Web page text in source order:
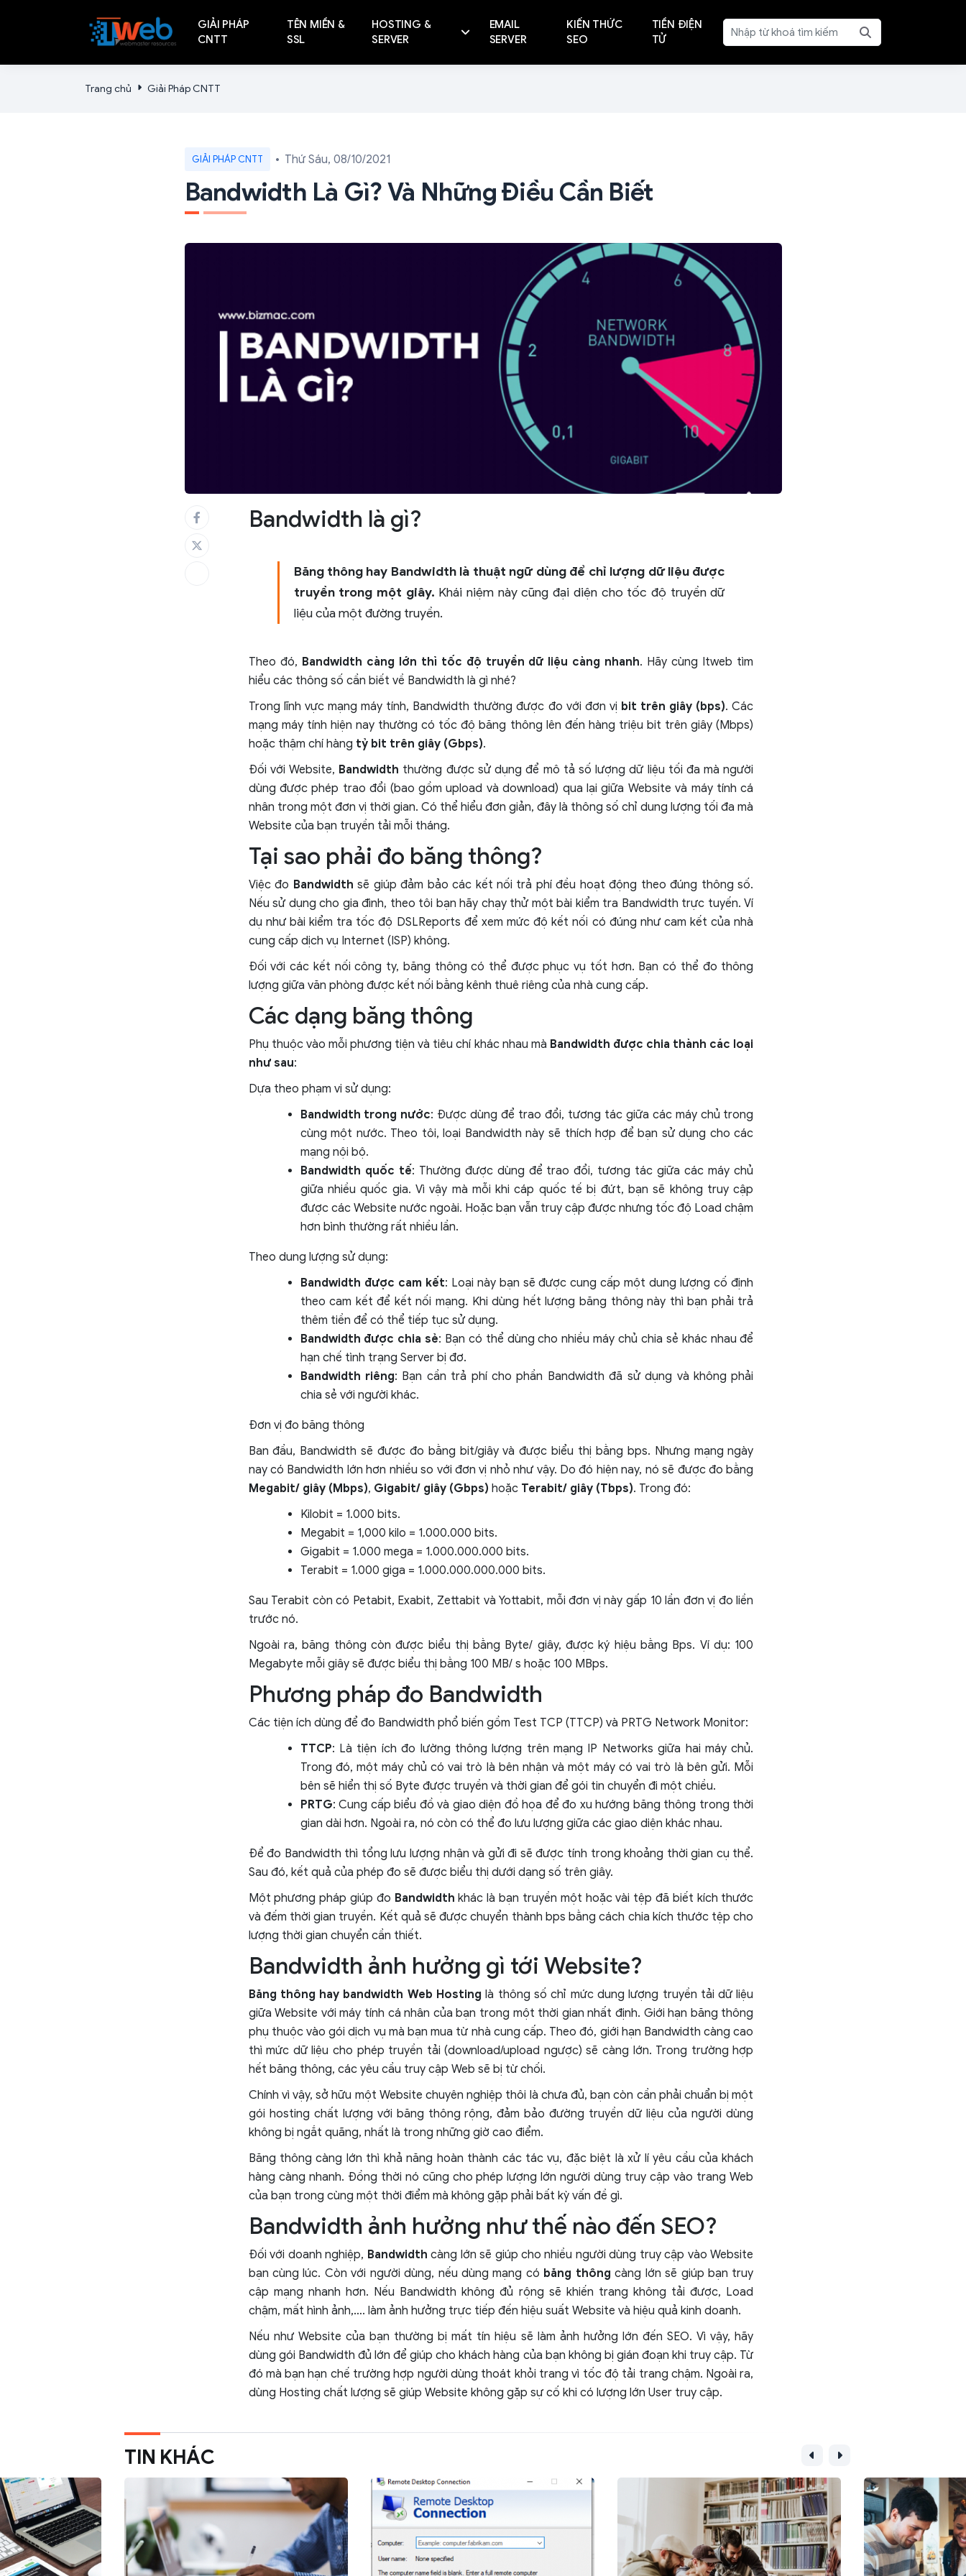
GIẢI PHÁP
CNTT
TÊN MIỀN &
SSL
HOSTING &
SERVER
EMAIL
SERVER
KIẾN THỨC
SEO
TIỀN ĐIỆN
TỬ
Trang chủ Giải Pháp CNTT
GIẢI PHÁP CNTT Thứ Sáu, 08/10/2021
Bandwidth Là Gì? Và Những Điều Cần Biết
Bandwidth là gì?
Băng thông hay Bandwidth là thuật ngữ dùng để chỉ lượng dữ liệu được
truyền trong một giây. Khái niệm này cũng đại diện cho tốc độ truyền dữ
liệu của một đường truyền.
Theo đó, Bandwidth càng lớn thì tốc độ truyền dữ liệu càng nhanh. Hãy cùng Itweb tìm
hiểu các thông số cần biết về Bandwidth là gì nhé?
Trong lĩnh vực mạng máy tính, Bandwidth thường được đo với đơn vị bit trên giây (bps). Các
mạng máy tính hiện nay thường có tốc độ băng thông lên đến hàng triệu bit trên giây (Mbps)
hoặc thậm chí hàng tỷ bit trên giây (Gbps).
Đối với Website, Bandwidth thường được sử dụng để mô tả số lượng dữ liệu tối đa mà người
dùng được phép trao đổi (bao gồm upload và download) qua lại giữa Website và máy tính cá
nhân trong một đơn vị thời gian. Có thể hiểu đơn giản, đây là thông số chỉ dung lượng tối đa mà
Website của bạn truyền tải mỗi tháng.
Tại sao phải đo băng thông?
Việc đo Bandwidth sẽ giúp đảm bảo các kết nối trả phí đều hoạt động theo đúng thông số.
Nếu sử dụng cho gia đình, theo tôi bạn hãy chạy thử một bài kiểm tra Bandwidth trực tuyến. Ví
dụ như bài kiểm tra tốc độ DSLReports để xem mức độ kết nối có đúng như cam kết của nhà
cung cấp dịch vụ Internet (ISP) không.
Đối với các kết nối công ty, băng thông có thể được phục vụ tốt hơn. Bạn có thể đo thông
lượng giữa văn phòng được kết nối bằng kênh thuê riêng của nhà cung cấp.
Các dạng băng thông
Phụ thuộc vào mỗi phương tiện và tiêu chí khác nhau mà Bandwidth được chia thành các loại
như sau:
Dựa theo phạm vi sử dụng:
Bandwidth trong nước: Được dùng để trao đổi, tương tác giữa các máy chủ trong
cùng một nước. Theo tôi, loại Bandwidth này sẽ thích hợp để bạn sử dụng cho các
mạng nội bộ.
Bandwidth quốc tế: Thường được dùng để trao đổi, tương tác giữa các máy chủ
giữa nhiều quốc gia. Vì vậy mà mỗi khi cáp quốc tế bị đứt, bạn sẽ không truy cập
được các Website nước ngoài. Hoặc bạn vẫn truy cập được nhưng tốc độ Load chậm
hơn bình thường rất nhiều lần.
Theo dung lượng sử dụng:
Bandwidth được cam kết: Loại này bạn sẽ được cung cấp một dung lượng cố định
theo cam kết để kết nối mạng. Khi dùng hết lượng băng thông này thì bạn phải trả
thêm tiền để có thể tiếp tục sử dụng.
Bandwidth được chia sẻ: Bạn có thể dùng cho nhiều máy chủ chia sẻ khác nhau để
hạn chế tình trạng Server bị đơ.
Bandwidth riêng: Bạn cần trả phí cho phần Bandwidth đã sử dụng và không phải
chia sẻ với người khác.
Đơn vị đo băng thông
Ban đầu, Bandwidth sẽ được đo bằng bit/giây và được biểu thị bằng bps. Nhưng mạng ngày
nay có Bandwidth lớn hơn nhiều so với đơn vị nhỏ như vậy. Do đó hiện nay, nó sẽ được đo bằng
Megabit/ giây (Mbps), Gigabit/ giây (Gbps) hoặc Terabit/ giây (Tbps). Trong đó:
Kilobit = 1.000 bits.
Megabit = 1,000 kilo = 1.000.000 bits.
Gigabit = 1.000 mega = 1.000.000.000 bits.
Terabit = 1.000 giga = 1.000.000.000.000 bits.
Sau Terabit còn có Petabit, Exabit, Zettabit và Yottabit, mỗi đơn vị này gấp 10 lần đơn vị đo liền
trước nó.
Ngoài ra, băng thông còn được biểu thị bằng Byte/ giây, được ký hiệu bằng Bps. Ví dụ: 100
Megabyte mỗi giây sẽ được biểu thị bằng 100 MB/ s hoặc 100 MBps.
Phương pháp đo Bandwidth
Các tiện ích dùng để đo Bandwidth phổ biến gồm Test TCP (TTCP) và PRTG Network Monitor:
TTCP: Là tiện ích đo lường thông lượng trên mạng IP Networks giữa hai máy chủ.
Trong đó, một máy chủ có vai trò là bên nhận và một máy có vai trò là bên gửi. Mỗi
bên sẽ hiển thị số Byte được truyền và thời gian để gói tin chuyển đi một chiều.
PRTG: Cung cấp biểu đồ và giao diện đồ họa để đo xu hướng băng thông trong thời
gian dài hơn. Ngoài ra, nó còn có thể đo lưu lượng giữa các giao diện khác nhau.
Để đo Bandwidth thì tổng lưu lượng nhận và gửi đi sẽ được tính trong khoảng thời gian cụ thể.
Sau đó, kết quả của phép đo sẽ được biểu thị dưới dạng số trên giây.
Một phương pháp giúp đo Bandwidth khác là bạn truyền một hoặc vài tệp đã biết kích thước
và đếm thời gian truyền. Kết quả sẽ được chuyển thành bps bằng cách chia kích thước tệp cho
lượng thời gian chuyển cần thiết.
Bandwidth ảnh hưởng gì tới Website?
Băng thông hay bandwidth Web Hosting là thông số chỉ mức dung lượng truyền tải dữ liệu
giữa Website với máy tính cá nhân của bạn trong một thời gian nhất định. Giới hạn băng thông
phụ thuộc vào gói dịch vụ mà bạn mua từ nhà cung cấp. Theo đó, giới hạn Bandwidth càng cao
thì mức dữ liệu cho phép truyền tải (download/upload ngược) sẽ càng lớn. Trong trường hợp
hết băng thông, các yêu cầu truy cập Web sẽ bị từ chối.
Chính vì vậy, sở hữu một Website chuyên nghiệp thôi là chưa đủ, bạn còn cần phải chuẩn bị một
gói hosting chất lượng với băng thông rộng, đảm bảo đường truyền dữ liệu của người dùng
không bị ngắt quãng, nhất là trong những giờ cao điểm.
Băng thông càng lớn thì khả năng hoàn thành các tác vụ, đặc biệt là xử lí yêu cầu của khách
hàng càng nhanh. Đồng thời nó cũng cho phép lượng lớn người dùng truy cập vào trang Web
của bạn trong cùng một thời điểm mà không gặp phải bất kỳ vấn đề gì.
Bandwidth ảnh hưởng như thế nào đến SEO?
Đối với doanh nghiệp, Bandwidth càng lớn sẽ giúp cho nhiều người dùng truy cập vào Website
bạn cùng lúc. Còn với người dùng, nếu dùng mạng có băng thông càng lớn sẽ giúp bạn truy
cập mạng nhanh hơn. Nếu Bandwidth không đủ rộng sẽ khiến trang không tải được, Load
chậm, mất hình ảnh,…. làm ảnh hưởng trực tiếp đến hiệu suất Website và hiệu quả kinh doanh.
Nếu như Website của bạn thường bị mất tín hiệu sẽ làm ảnh hưởng lớn đến SEO. Vì vậy, hãy
dùng gói Bandwidth đủ lớn để giúp cho khách hàng của bạn không bị gián đoạn khi truy cập. Từ
đó mà bạn hạn chế trường hợp người dùng thoát khỏi trang vì tốc độ tải trang chậm. Ngoài ra,
dùng Hosting chất lượng sẽ giúp Website không gặp sự cố khi có lượng lớn User truy cập.
TIN KHÁC